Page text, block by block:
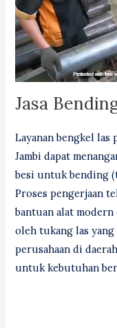
Jasa
Layanan bengkel las
Jambi dapat
besi untuk bending
Proses pengerjaan
bantuan alat
oleh tukang las yang
perusahaan di
untuk kebutuhan